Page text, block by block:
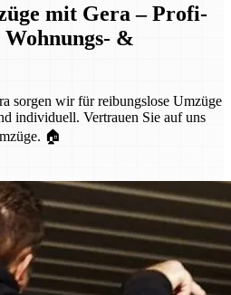
mit Gera – Profi-
&
sorgen wir für reibungslose Umzüge
individuell. Vertrauen Sie auf uns
🏠